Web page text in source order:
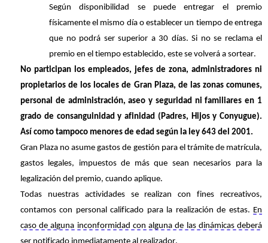
Según disponibilidad se puede entregar el premio
físicamente el mismo día o establecer un tiempo de entrega
que no podrá ser superior a 30 días. Si no se reclama el
premio en el tiempo establecido, este se volverá a sortear.
No participan los empleados, jefes de zona, administradores ni
propietarios de los locales de Gran Plaza, de las zonas comunes,
personal de administración, aseo y seguridad ni familiares en 1
grado de consanguinidad y afinidad (Padres, Hijos y Conyugue).
Así como tampoco menores de edad según la ley 643 del 2001.
Gran Plaza no asume gastos de gestión para el trámite de matrícula,
gastos legales, impuestos de más que sean necesarios para la
legalización del premio, cuando aplique.
Todas nuestras actividades se realizan con fines recreativos,
contamos con personal calificado para la realización de estas. En
caso de alguna inconformidad con alguna de las dinámicas deberá